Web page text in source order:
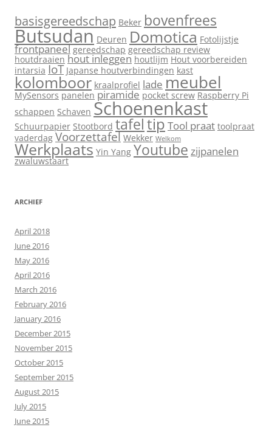
basisgereedschap Beker bovenfrees
Butsudan Deuren Domotica Fotolijstje
frontpaneel gereedschap gereedschap review
houtdraaien hout inleggen houtlijm Hout voorbereiden
intarsia IoT Japanse houtverbindingen kast
kolomboor kraalprofiel lade meubel
MySensors panelen piramide pocket screw Raspberry Pi
schappen Schaven Schoenenkast
Schuurpapier Stootbord tafeltipTool praat toolpraat
vaderdag Voorzettafel Wekker Welkom
Werkplaats Yin Yang Youtube zijpanelen
zwaluwstaart
ARCHIEF
April 2018
June 2016
May 2016
April 2016
March 2016
February 2016
January 2016
December 2015
November 2015
October 2015
September 2015
August 2015
July 2015
June 2015